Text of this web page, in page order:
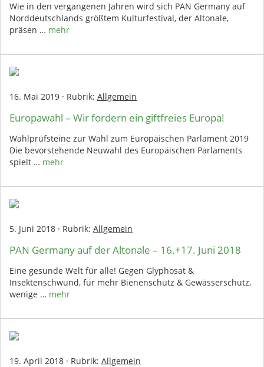
Wie in den vergangenen Jahren wird sich PAN Germany auf
Norddeutschlands größtem Kulturfestival, der Altonale,
präsen … mehr
16. Mai 2019 · Rubrik: Allgemein
Europawahl – Wir fordern ein giftfreies Europa!
Wahlprüfsteine zur Wahl zum Europäischen Parlament 2019
Die bevorstehende Neuwahl des Europäischen Parlaments
spielt … mehr
5. Juni 2018 · Rubrik: Allgemein
PAN Germany auf der Altonale – 16.+17. Juni 2018
Eine gesunde Welt für alle! Gegen Glyphosat &
Insektenschwund, für mehr Bienenschutz & Gewässerschutz,
wenige … mehr
19. April 2018 · Rubrik: Allgemein